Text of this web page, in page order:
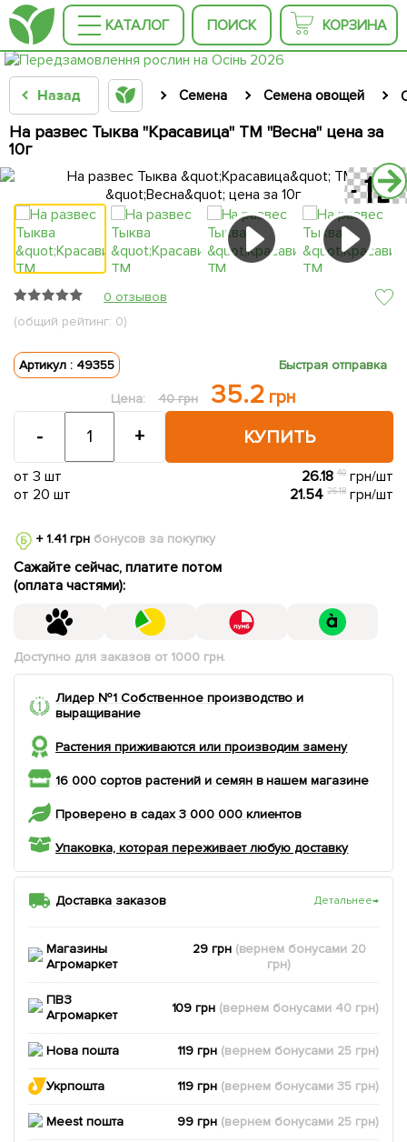
КАТАЛОГ ПОИСК КОРЗИНА
Назад Семена Семена овощей
На развес Тыква "Красавица" ТМ "Весна" цена за
10г
0 отзывов
(общий рейтинг: 0)
Артикул : 49355 Быстрая отправка
Цена: 40 грн 35.2грн
КУПИТЬ
- +
от 3 шт 26.1840 грн/шт
от 20 шт
21.5426.18 грн/шт
+ 1.41 грнбонусов за покупку
Сажайте сейчас, платите потом
(оплата частями):
Доступно для заказов от 1000 грн.
Лидер №1 Собственное производство и
выращивание
Растения приживаются или производим замену
16 000 сортов растений и семян в нашем магазине
Проверено в садах 3 000 000 клиентов
Упаковка, которая переживает любую доставку
Доставка заказов Детальнее→
Магазины
Агромаркет
29 грн (вернем бонусами 20
грн)
ПВЗ
Агромаркет
109 грн (вернем бонусами 40 грн)
Нова пошта 119 грн (вернем бонусами 25 грн)
Укрпошта 119 грн (вернем бонусами35 грн)
Meest пошта 99 грн (вернем бонусами 25 грн)